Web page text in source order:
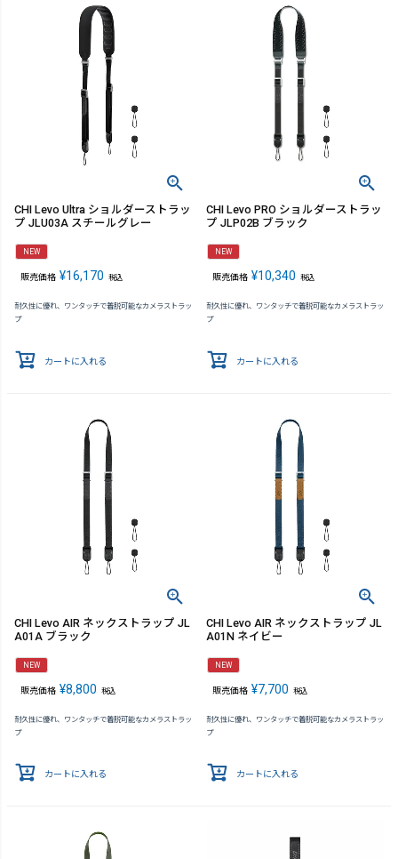
CHI Levo Ultra ショルダーストラッ
プ JLU03A スチールグレー
NEW
販売価格 ¥16,170 税込
耐久性に優れ、ワンタッチで着脱可能なカメラストラッ
プ
カートに入れる
CHI Levo PRO ショルダーストラッ
プ JLP02B ブラック
NEW
販売価格 ¥10,340 税込
耐久性に優れ、ワンタッチで着脱可能なカメラストラッ
プ
カートに入れる
CHI Levo AIR ネックストラップ JL
A01A ブラック
NEW
販売価格 ¥8,800 税込
耐久性に優れ、ワンタッチで着脱可能なカメラストラッ
プ
カートに入れる
CHI Levo AIR ネックストラップ JL
A01N ネイビー
NEW
販売価格 ¥7,700 税込
耐久性に優れ、ワンタッチで着脱可能なカメラストラッ
プ
カートに入れる